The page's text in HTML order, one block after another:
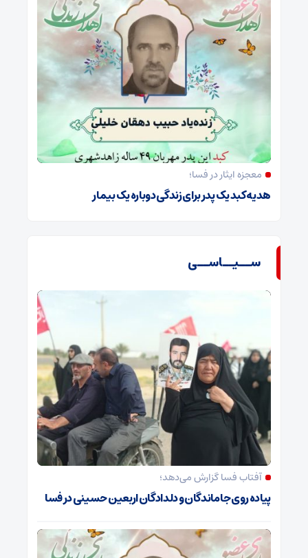
معجزه ایثار در فسا؛
هدیه کبد یک پدر برای زندگی دوباره یک بیمار
ســیــاســی
آفتاب فسا گزارش می‌دهد؛
پیاده روی جاماندگان و دلدادگان اربعین حسینی در فسا